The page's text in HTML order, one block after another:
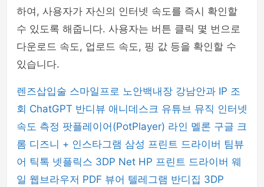
하여, 사용자가 자신의 인터넷 속도를 즉시 확인할
수 있도록 해줍니다. 사용자는 버튼 클릭 몇 번으로
다운로드 속도, 업로드 속도, 핑 값 등을 확인할 수
있습니다.
렌즈삽입술 스마일프로 노안백내장 강남안과 IP 조
회 ChatGPT 반디뷰 애니데스크 유튜브 뮤직 인터넷
속도 측정 팟플레이어(PotPlayer) 라인 멜론 구글 크
롬 디즈니 + 인스타그램 삼성 프린트 드라이버 팀뷰
어 틱톡 넷플릭스 3DP Net HP 프린트 드라이버 웨
일 웹브라우저 PDF 뷰어 텔레그램 반디집 3DP